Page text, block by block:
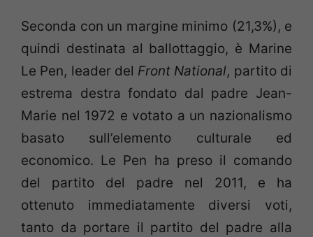
Seconda con un margine minimo (21,3%), e
quindi destinata al ballottaggio, è Marine
Le Pen, leader del Front National, partito di
estrema destra fondato dal padre Jean-
Marie nel 1972 e votato a un nazionalismo
basato sull’elemento culturale ed
economico. Le Pen ha preso il comando
del partito del padre nel 2011, e ha
ottenuto immediatamente diversi voti,
tanto da portare il partito del padre alla